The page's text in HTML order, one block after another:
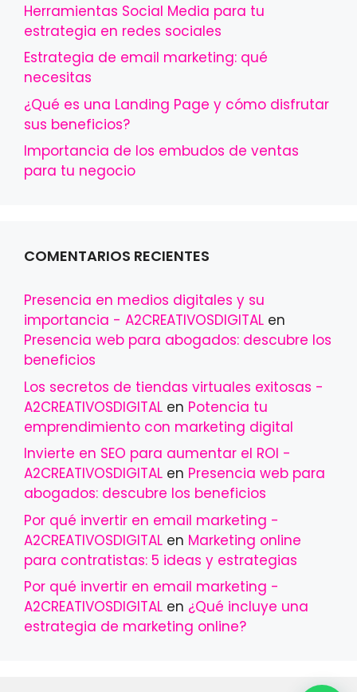
Herramientas Social Media para tu
estrategia en redes sociales
Estrategia de email marketing: qué
necesitas
¿Qué es una Landing Page y cómo disfrutar
sus beneficios?
Importancia de los embudos de ventas
para tu negocio
COMENTARIOS RECIENTES
Presencia en medios digitales y su
importancia - A2CREATIVOSDIGITAL en
Presencia web para abogados: descubre los
beneficios
Los secretos de tiendas virtuales exitosas -
A2CREATIVOSDIGITAL en Potencia tu
emprendimiento con marketing digital
Invierte en SEO para aumentar el ROI -
A2CREATIVOSDIGITAL en Presencia web para
abogados: descubre los beneficios
Por qué invertir en email marketing -
A2CREATIVOSDIGITAL en Marketing online
para contratistas: 5 ideas y estrategias
Por qué invertir en email marketing -
A2CREATIVOSDIGITAL en ¿Qué incluye una
estrategia de marketing online?